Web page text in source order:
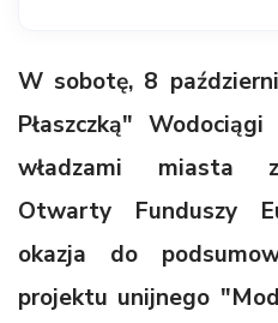
W sobotę, 8
Płaszczką"
władzami miasta
Otwarty Funduszy
okazja do
projektu unijnego